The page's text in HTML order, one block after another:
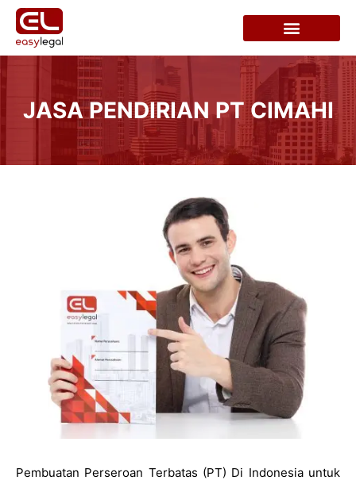
JASA PENDIRIAN PT CIMAHI
Pembuatan Perseroan Terbatas (PT) Di Indonesia untuk